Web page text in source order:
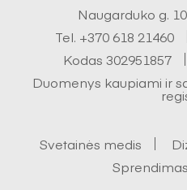
Naugarduko g.
Tel. +370 618 21460
Kodas 302951857
Duomenys kaupiami ir
Svetainės medis